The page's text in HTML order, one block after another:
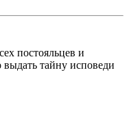
постояльцев и
тайну исповеди